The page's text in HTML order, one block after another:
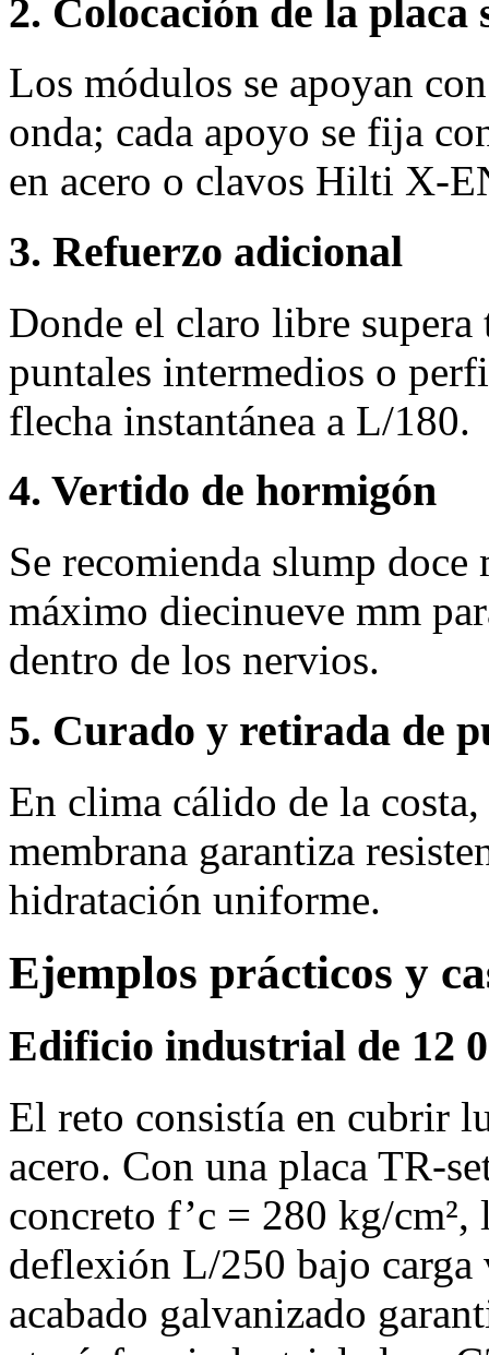
2. Colocación de la placa
Los módulos se apoyan
onda; cada apoyo se fija
en acero o clavos Hilti
3. Refuerzo adicional
Donde el claro libre supera
puntales intermedios o
flecha instantánea a L/180.
4. Vertido de hormigón
Se recomienda slump
máximo diecinueve mm
dentro de los nervios.
5. Curado y retirada de
En clima cálido de la
membrana garantiza
hidratación uniforme.
Ejemplos prácticos y
Edificio industrial de 12
El reto consistía en cubrir
acero. Con una placa
concreto f’c = 280 kg/
deflexión L/250 bajo
acabado galvanizado